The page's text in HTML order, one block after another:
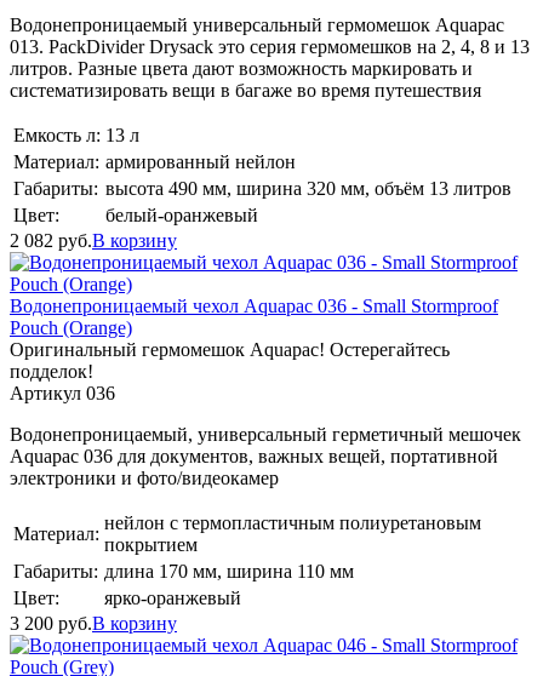
Водонепроницаемый универсальный гермомешок Aquapac
013. PackDivider Drysack это серия гермомешков на 2, 4, 8 и 13
литров. Разные цвета дают возможность маркировать и
систематизировать вещи в багаже во время путешествия
Емкость л: 13 л
Материал: армированный нейлон
Габариты: высота 490 мм, ширина 320 мм, объём 13 литров
Цвет:
белый-оранжевый
2 082 руб.В корзину
Водонепроницаемый чехол Aquapac 036 - Small Stormproof
Pouch (Orange)
Оригинальный гермомешок Aquapac! Остерегайтесь
подделок!
Артикул 036
Водонепроницаемый, универсальный герметичный мешочек
Aquapac 036 для документов, важных вещей, портативной
электроники и фото/видеокамер
Материал:
нейлон с термопластичным полиуретановым
покрытием
Габариты: длина 170 мм, ширина 110 мм
Цвет:
ярко-оранжевый
3 200 руб.В корзину